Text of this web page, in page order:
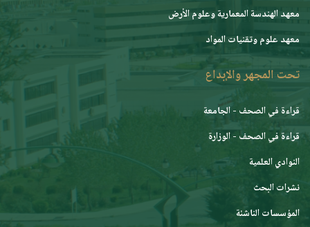
معهد الهندسة المعمارية وعلوم الأرض
معهد علوم وتقنيات المواد
تحت المجهر والإبداع
قراءة في الصحف - الجامعة
قراءة في الصحف - الوزارة
النوادي العلمية
نشرات البحث
المؤسسات الناشئة